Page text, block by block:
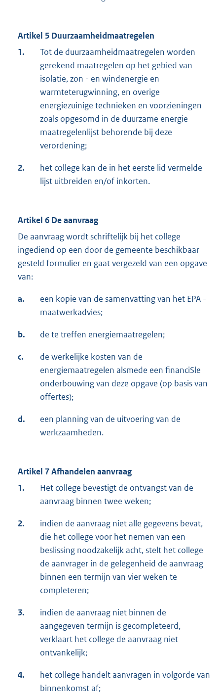
Artikel 5 Duurzaamheidmaatregelen
1.
Tot de duurzaamheidmaatregelen worden
gerekend maatregelen op het gebied van
isolatie, zon - en windenergie en
warmteterugwinning, en overige
energiezuinige technieken en voorzieningen
zoals opgesomd in de duurzame energie
maatregelenlijst behorende bij deze
verordening;
2.
het college kan de in het eerste lid vermelde
lijst uitbreiden en/of inkorten.
Artikel 6 De aanvraag
De aanvraag wordt schriftelijk bij het college
ingediend op een door de gemeente beschikbaar
gesteld formulier en gaat vergezeld van een opgave
van:
a.
een kopie van de samenvatting van het EPA -
maatwerkadvies;
b. de te treffen energiemaatregelen;
c.
de werkelijke kosten van de
energiemaatregelen alsmede een financiSle
onderbouwing van deze opgave (op basis van
offertes);
d.
een planning van de uitvoering van de
werkzaamheden.
Artikel 7 Afhandelen aanvraag
1.
Het college bevestigt de ontvangst van de
aanvraag binnen twee weken;
2.
indien de aanvraag niet alle gegevens bevat,
die het college voor het nemen van een
beslissing noodzakelijk acht, stelt het college
de aanvrager in de gelegenheid de aanvraag
binnen een termijn van vier weken te
completeren;
3.
indien de aanvraag niet binnen de
aangegeven termijn is gecompleteerd,
verklaart het college de aanvraag niet
ontvankelijk;
4.
het college handelt aanvragen in volgorde van
binnenkomst af;